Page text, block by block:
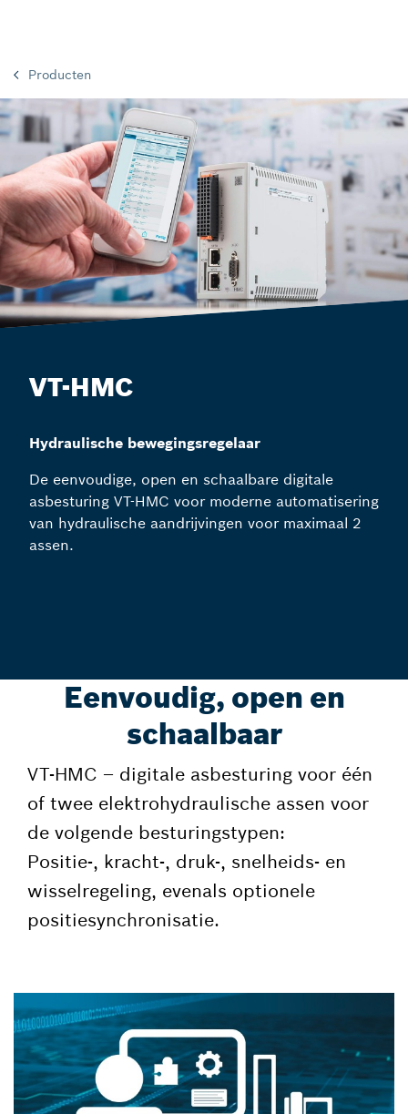
Producten
VT-HMC
Hydraulische bewegingsregelaar
De eenvoudige, open en schaalbare digitale
asbesturing VT-HMC voor moderne automatisering
van hydraulische aandrijvingen voor maximaal 2
assen.
Eenvoudig, open en
schaalbaar
VT-HMC – digitale asbesturing voor één
of twee elektrohydraulische assen voor
de volgende besturingstypen:
Positie-, kracht-, druk-, snelheids- en
wisselregeling, evenals optionele
positiesynchronisatie.